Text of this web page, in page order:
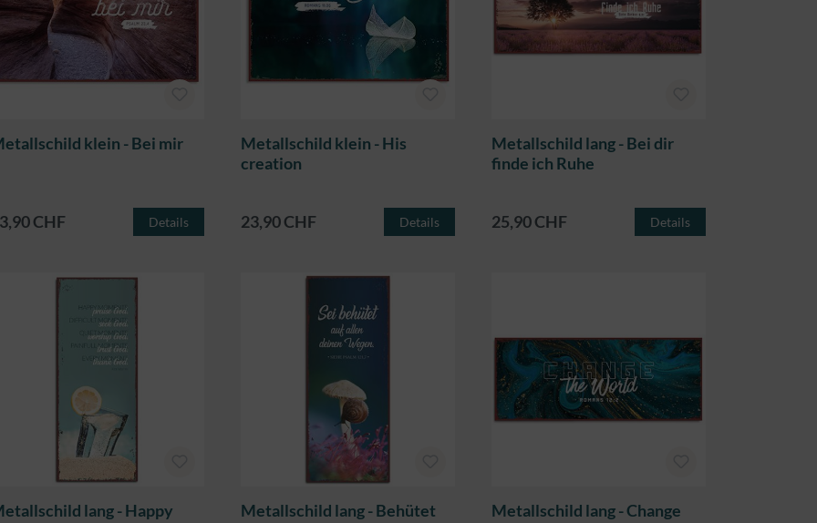
klein - Bei mir
CHF Details
Metallschild klein - His
creation
23,90 CHF Details
Metallschild lang - Bei dir
finde ich Ruhe
25,90 CHF Details
lang - Happy
Metallschild lang - Behütet Metallschild lang - Change